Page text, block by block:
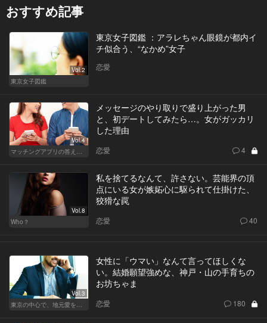
おすすめ記事
Vol.2
東京女子図鑑
東京女子図鑑 ：アラレちゃん眼鏡が都内イ
チ似合う、“なかめ”女子
恋愛
Vol.4
マッチングアプリの答えあわせ【A】
メッセージのやり取りで盛り上がった男
と、初デートしてみたら…。女がガッカリ
した理由
恋愛 4
Vol.8
Who？
私を捨てるなんて、許さない。芸能界の頂
点にいる女が嫉妬心に駆られて仕掛けた、
狡猾な罠
恋愛 40
Vol.3
東京の中心で、地元愛をさけぶ
女性に「ウマい」なんて言ってほしくな
い。結婚願望強めな、神戸・山の手育ちの
お坊ちゃま
恋愛 180